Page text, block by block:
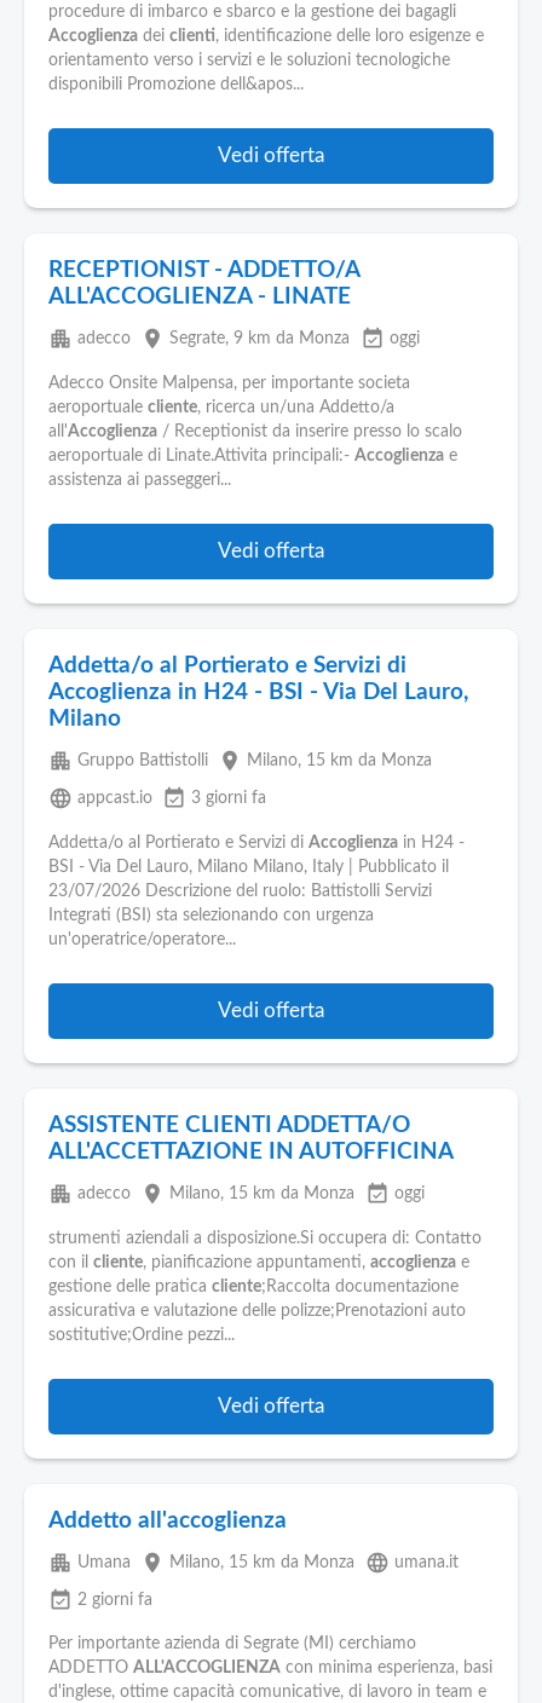
procedure di imbarco e sbarco e la gestione dei bagagli
Accoglienza dei clienti, identificazione delle loro esigenze e
orientamento verso i servizi e le soluzioni tecnologiche
disponibili Promozione dell&apos...
Vedi offerta
RECEPTIONIST - ADDETTO/A
ALL'ACCOGLIENZA - LINATE
apartment adecco place Segrate, 9 km da Monza event_available oggi
Adecco Onsite Malpensa, per importante societa
aeroportuale cliente, ricerca un/una Addetto/a
all'Accoglienza / Receptionist da inserire presso lo scalo
aeroportuale di Linate.Attivita principali:- Accoglienza e
assistenza ai passeggeri...
Vedi offerta
Addetta/o al Portierato e Servizi di
Accoglienza in H24 - BSI - Via Del Lauro,
Milano
apartment Gruppo Battistolli place Milano, 15 km da Monza
language appcast.io event_available 3 giorni fa
Addetta/o al Portierato e Servizi di Accoglienza in H24 -
BSI - Via Del Lauro, Milano Milano, Italy | Pubblicato il
23/07/2026 Descrizione del ruolo: Battistolli Servizi
Integrati (BSI) sta selezionando con urgenza
un'operatrice/operatore...
Vedi offerta
ASSISTENTE CLIENTI ADDETTA/O
ALL'ACCETTAZIONE IN AUTOFFICINA
apartment adecco place Milano, 15 km da Monza event_available oggi
strumenti aziendali a disposizione.Si occupera di: Contatto
con il cliente, pianificazione appuntamenti, accoglienza e
gestione delle pratica cliente;Raccolta documentazione
assicurativa e valutazione delle polizze;Prenotazioni auto
sostitutive;Ordine pezzi...
Vedi offerta
Addetto all'accoglienza
apartment Umana place Milano, 15 km da Monza language umana.it
event_available 2 giorni fa
Per importante azienda di Segrate (MI) cerchiamo
ADDETTO ALL'ACCOGLIENZA con minima esperienza, basi
d'inglese, ottime capacità comunicative, di lavoro in team e